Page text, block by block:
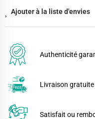
Ajouter à la liste d'envies
Authenticité
Livraison gratuite
Satisfait ou